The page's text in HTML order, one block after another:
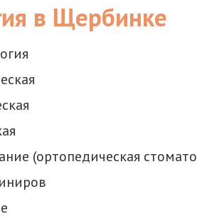
в Щербинке
(ортопедическая